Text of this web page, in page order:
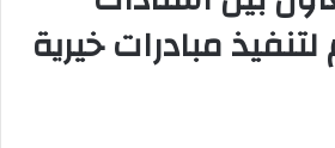
مبادرات خيرية